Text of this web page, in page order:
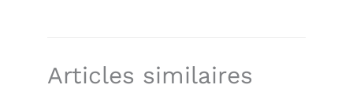
Articles similaires